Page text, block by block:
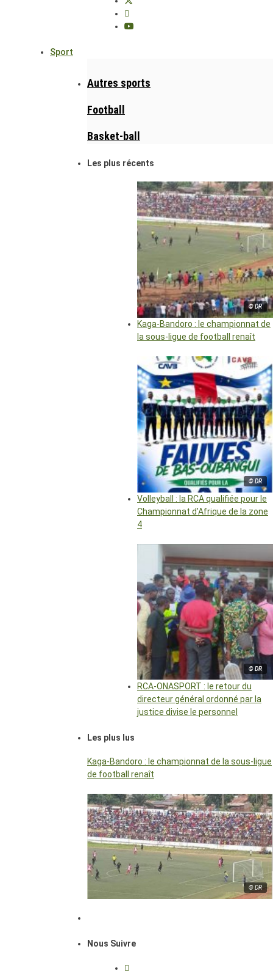
Sport
Autres sports
Football
Basket-ball
Les plus récents
© DR
Kaga-Bandoro : le championnat de
la sous-ligue de football renaît
© DR
Volleyball : la RCA qualifiée pour le
Championnat d’Afrique de la zone
4
© DR
RCA-ONASPORT : le retour du
directeur général ordonné par la
justice divise le personnel
Les plus lus
Kaga-Bandoro : le championnat de la sous-ligue
de football renaît
© DR
Nous Suivre